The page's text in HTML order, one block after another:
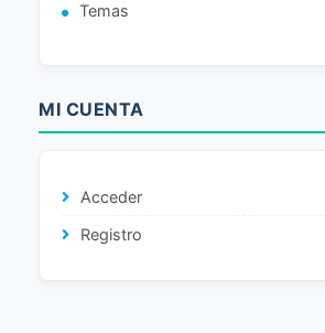
Temas
MI CUENTA
Acceder
Registro